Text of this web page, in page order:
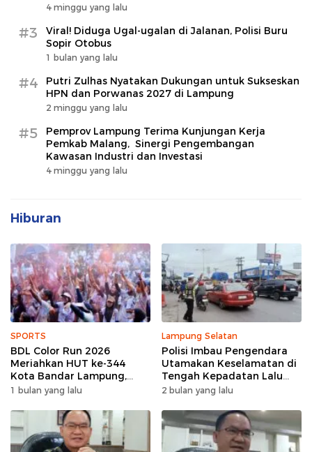
4 minggu yang lalu
#3
Viral! Diduga Ugal-ugalan di Jalanan, Polisi Buru
Sopir Otobus
1 bulan yang lalu
#4
Putri Zulhas Nyatakan Dukungan untuk Sukseskan
HPN dan Porwanas 2027 di Lampung
2 minggu yang lalu
#5
Pemprov Lampung Terima Kunjungan Kerja
Pemkab Malang, Sinergi Pengembangan
Kawasan Industri dan Investasi
4 minggu yang lalu
Hiburan
SPORTS
BDL Color Run 2026
Meriahkan HUT ke-344
Kota Bandar Lampung,
Wujud Semangat Sehat
1 bulan yang lalu
Lampung Selatan
Polisi Imbau Pengendara
Utamakan Keselamatan di
Tengah Kepadatan Lalu
Lintas Pagi Hari
2 bulan yang lalu